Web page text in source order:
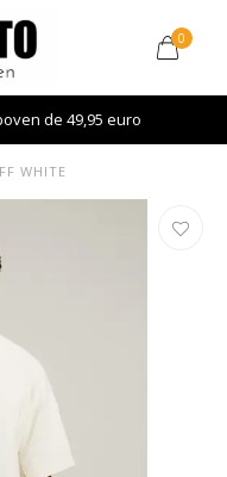
0
de 49,95 euro
WHITE